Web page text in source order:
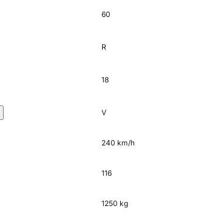
60
R
18
V
240 km/h
116
1250 kg